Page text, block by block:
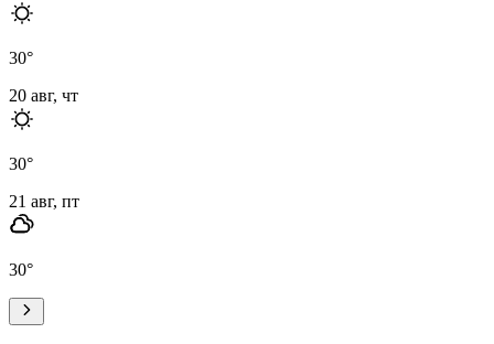
30°
20 авг, чт
30°
21 авг, пт
30°